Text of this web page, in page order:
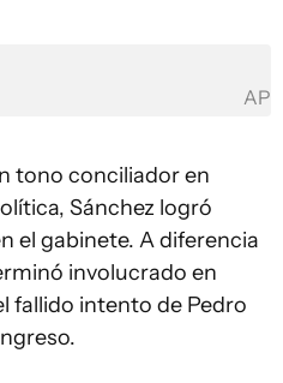
AP
tono conciliador en
Sánchez logró
el gabinete. A diferencia
involucrado en
fallido intento de Pedro